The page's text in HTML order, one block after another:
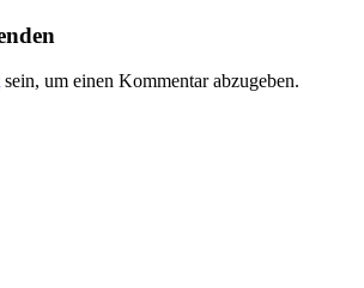
sein, um einen Kommentar abzugeben.